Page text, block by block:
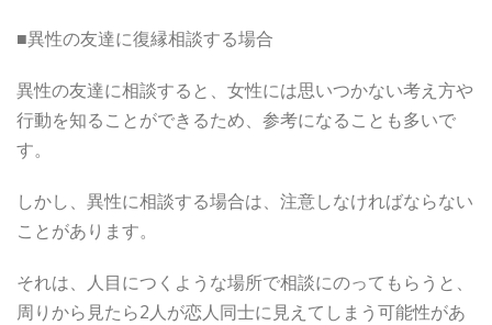
■異性の友達に復縁相談する場合
異性の友達に相談すると、女性には思いつかない考え方や
行動を知ることができるため、参考になることも多いで
す。
しかし、異性に相談する場合は、注意しなければならない
ことがあります。
それは、人目につくような場所で相談にのってもらうと、
周りから見たら2人が恋人同士に見えてしまう可能性があ